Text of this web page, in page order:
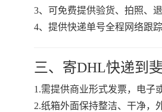
3、可免费提供验货、拍照、退
4、提供快递单号全程网络跟
三、寄DHL快递到
1.需提供商业形式发票，电子
2.纸箱外面保持整洁、干净，